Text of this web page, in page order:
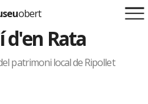
a la iniciativa
obert
d'en Rata
patrimoni local de Ripollet